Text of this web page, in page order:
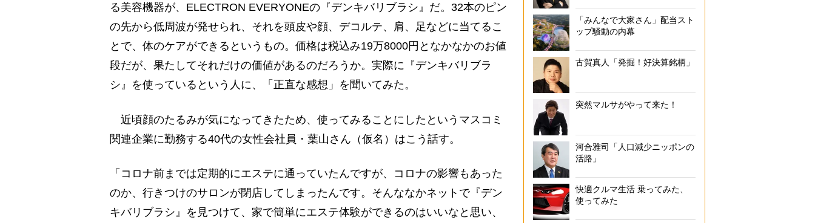
る美容機器が、ELECTRON EVERYONEの『デンキバリブラシ』だ。32本のピン
の先から低周波が発せられ、それを頭皮や顔、デコルテ、肩、足などに当てるこ
とで、体のケアができるというもの。価格は税込み19万8000円となかなかのお値
段だが、果たしてそれだけの価値があるのだろうか。実際に『デンキバリブラ
シ』を使っているという人に、「正直な感想」を聞いてみた。
近頃顔のたるみが気になってきたため、使ってみることにしたというマスコミ
関連企業に勤務する40代の女性会社員・葉山さん（仮名）はこう話す。
「コロナ前までは定期的にエステに通っていたんですが、コロナの影響もあった
のか、行きつけのサロンが閉店してしまったんです。そんななかネットで『デン
キバリブラシ』を見つけて、家で簡単にエステ体験ができるのはいいなと思い、
「みんなで大家さん」配当スト
ップ騒動の内幕
古賀真人「発掘！好決算銘柄」
突然マルサがやって来た！
河合雅司「人口減少ニッポンの
活路」
快適クルマ生活 乗ってみた、
使ってみた